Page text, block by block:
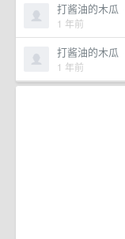
打酱油的木瓜
1 年前
打酱油的木瓜
1 年前